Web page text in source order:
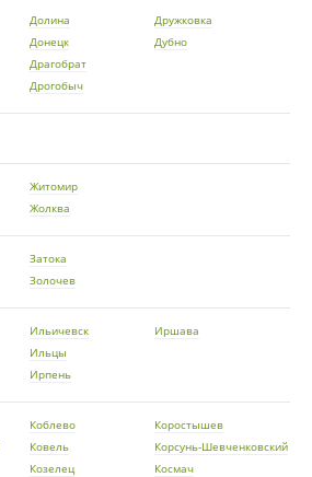
Долина
Донецк
Драгобрат
Дрогобыч
Дружковка
Дубно
Житомир
Жолква
Затока
Золочев
Ильичевск
Ильцы
Ирпень
Иршава
Коблево
Ковель
Козелец
Коростышев
Корсунь-Шевченковский
Космач